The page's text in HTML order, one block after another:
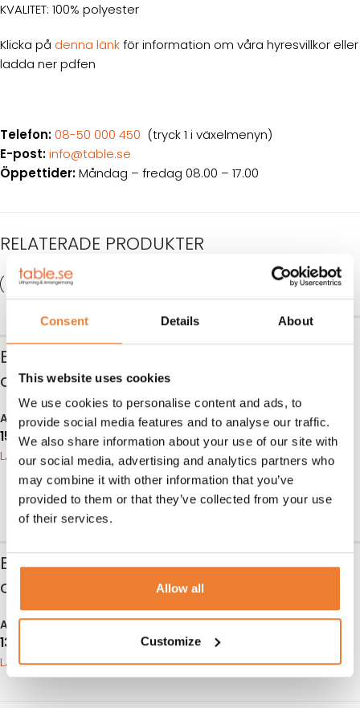
Consent Details About
This website uses cookies
We use cookies to personalise content and ads, to
provide social media features and to analyse our traffic.
We also share information about your use of our site with
our social media, advertising and analytics partners who
may combine it with other information that you’ve
provided to them or that they’ve collected from your use
of their services.
Allow all
Customize
KVALITET: 100% polyester
Klicka på denna länkför information om våra hyresvillkor eller
ladda ner pdfen
Telefon:08-50 000 450 (tryck 1 i växelmenyn)
E-post:info@table.se
Öppettider:Måndag – fredag 08.00 – 17.00
RELATERADE PRODUKTER
Bankettbord Ø 180
cm
Art nr.1400
155kr
LÄGG TILL I VARUKORG
Kuvert 3-
Grace/guld
Art nr.6816
110 kr
LÄGG TILL I VARUKORG
Bankettbord Ø 153
cm
Art nr.1402
135
LÄGG TILL I VARUKORG
Fällbar stoppad
stol svart
Art nr.2107
40
kr
LÄGG TILL I VARUKORG